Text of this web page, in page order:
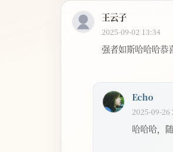
王云子
2025-09-02 13:34
强者如斯哈哈哈恭
Echo
2025-09-26
哈哈哈，